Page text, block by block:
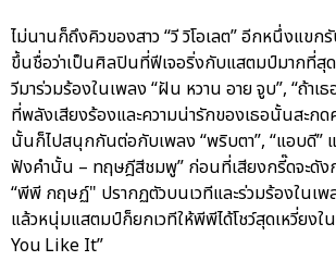
ไม่นานก็ถึงคิวของสาว “วี วิโอเลต” อีกหนึ่งแข
ขึ้นชื่อว่าเป็นศิลปินที่ฟีเจอริ่งกับแสตมป์มากที่สุด
วีมาร่วมร้องในเพลง “ฝัน หวาน อาย จูบ”, “ถ้าเ
ที่พลังเสียงร้องและความน่ารักของเธอนั้นสะก
นั้นก็ไปสนุกกันต่อกับเพลง “พริบตา”, “แอบดี” แ
ฟังคำนั้น – ทฤษฎีสีชมพู” ก่อนที่เสียงกรี๊ดจะดัง
“พีพี กฤษฏ์" ปรากฏตัวบนเวทีและร่วมร้องในเพ
แล้วหนุ่มแสตมป์ก็ยกเวทีให้พีพีได้โชว์สุดเหวี่ยง
You Like It”